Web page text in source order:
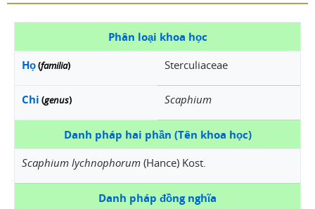
Phân loại khoa học
Họ(familia) Sterculiaceae
Chi (genus) Scaphium
Danh pháp hai phần (Tên khoa học)
Scaphium lychnophorum (Hance) Kost.
Danh pháp đồng nghĩa